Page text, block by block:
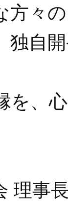
方々
独自
を、
理事